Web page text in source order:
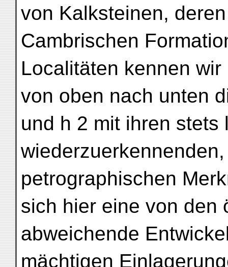
von Kalksteinen,
Cambrischen
Localitäten kennen
von oben nach unten
und h 2 mit ihren stets
petrographischen
sich hier eine von den
abweichende
mächtigen